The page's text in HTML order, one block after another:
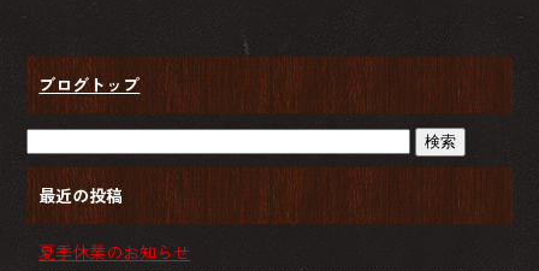
ブログトップ
最近の投稿
夏季休業のお知らせ